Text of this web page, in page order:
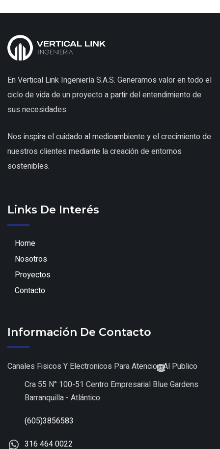
En Vertical Link Ingeniería S.A.S. Generamos valor en todo el
ciclo de vida de un proyecto a partir del entendimiento de
sus necesidades.
Nos inspira el cuidado al medioambiente y el crecimiento de
nuestros clientes mediante la creación de entornos
sostenibles.
Links De Interés
Home
Nosotros
Proyectos
Contacto
Información De Contacto
Canales Fisicos Y Electronicos Para Atencion Al Publico
Cra 55 N° 100-51 Centro Empresarial Blue Gardens
Barranquilla - Atlántico
(605)3856583
316 464 0022